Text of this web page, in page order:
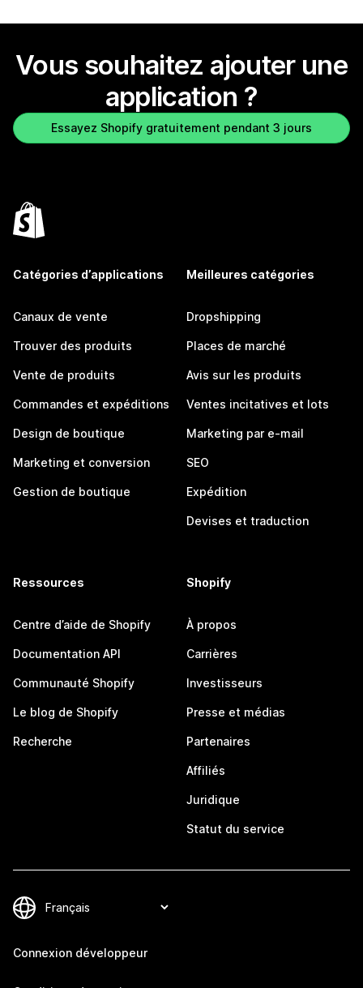
Vous souhaitez ajouter une
application ?
Essayez Shopify gratuitement pendant 3 jours
Catégories d’applications
Canaux de vente
Trouver des produits
Vente de produits
Commandes et expéditions
Design de boutique
Marketing et conversion
Gestion de boutique
Meilleures catégories
Dropshipping
Places de marché
Avis sur les produits
Ventes incitatives et lots
Marketing par e-mail
SEO
Expédition
Devises et traduction
Ressources
Centre d’aide de Shopify
Documentation API
Communauté Shopify
Le blog de Shopify
Recherche
Shopify
À propos
Carrières
Investisseurs
Presse et médias
Partenaires
Affiliés
Juridique
Statut du service
Connexion développeur